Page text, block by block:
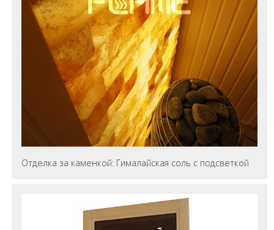
Отделка за каменкой: Гималайская соль с подсветкой